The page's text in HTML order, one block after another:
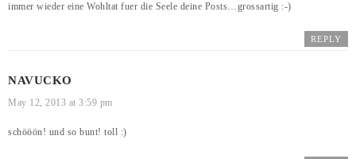
immer wieder eine Wohltat fuer die Seele deine Posts…grossartig :-)
REPLY
NAVUCKO
May 12, 2013 at 3:59 pm
schööön! und so bunt! toll :)